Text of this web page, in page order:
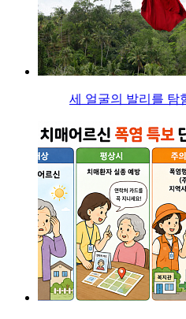
세 얼굴의 발리를 탐